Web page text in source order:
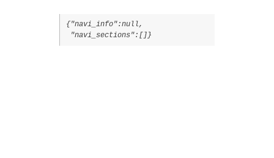
{"navi_info":null,
"navi_sections":[]}